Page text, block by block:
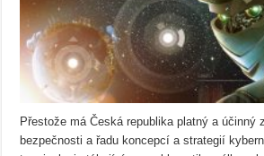
Přestože má Česká republika platný a účinný
bezpečnosti a řadu koncepcí a strategií